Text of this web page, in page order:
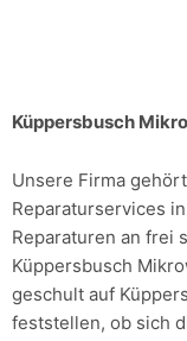
Küppersbusch
Unsere Firma
Reparaturservices
Reparaturen an frei
Küppersbusch
geschult auf
feststellen, ob sich